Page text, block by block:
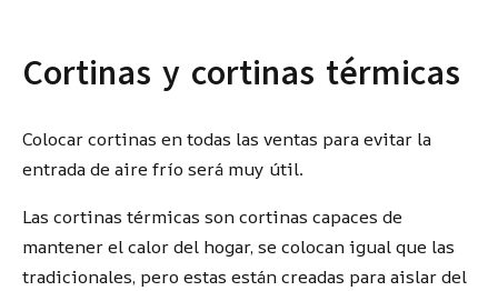
Cortinas y cortinas térmicas
Colocar cortinas en todas las ventas para evitar la
entrada de aire frío será muy útil.
Las cortinas térmicas son cortinas capaces de
mantener el calor del hogar, se colocan igual que las
tradicionales, pero estas están creadas para aislar del